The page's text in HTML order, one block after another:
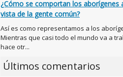
¿Cómo se comportan los aborígenes
vista de la gente común?
Así es como representamos a los
Mientras que casi todo el mundo va a
hace otr...
Últimos comentarios